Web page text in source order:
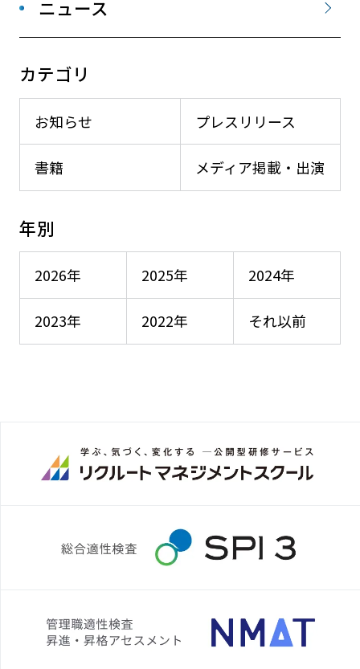
ニュース
カテゴリ
お知らせ プレスリリース
メディア掲載・出演
書籍
年別
2026年 2025年 2024年
2023年 2022年 それ以前